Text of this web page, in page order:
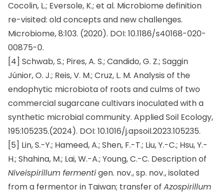
Cocolin, L.; Eversole, K.; et al. Microbiome definition
re-visited: old concepts and new challenges.
Microbiome, 8:103. (2020). DOI: 10.1186/s40168-020-
00875-0.
[4] Schwab, S.; Pires, A. S.; Candido, G. Z.; Saggin
Júnior, O. J.; Reis, V. M.; Cruz, L. M. Analysis of the
endophytic microbiota of roots and culms of two
commercial sugarcane cultivars inoculated with a
synthetic microbial community. Applied Soil Ecology,
195:105235.(2024). DOI: 10.1016/j.apsoil.2023.105235.
[5] Lin, S.-Y.; Hameed, A.; Shen, F.-T.; Liu, Y.-C.; Hsu, Y.-
H.; Shahina, M.; Lai, W.-A.; Young, C.-C. Description of
Niveispirillum fermentigen. nov., sp. nov., isolated
from a fermentor in Taiwan; transfer of Azospirillum